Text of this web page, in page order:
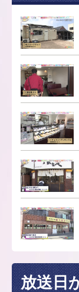
放送日